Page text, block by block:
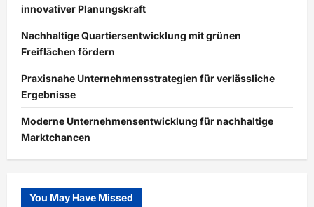
innovativer Planungskraft
Nachhaltige Quartiersentwicklung mit grünen
Freiflächen fördern
Praxisnahe Unternehmensstrategien für verlässliche
Ergebnisse
Moderne Unternehmensentwicklung für nachhaltige
Marktchancen
You May Have Missed